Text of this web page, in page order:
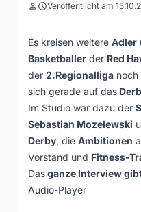
personscheduleVeröffentlicht am
Es kreisen weitere Adler
Basketballer der Red
der 2.Regionalliga
sich gerade auf das
Im Studio war dazu der
Sebastian Mozelewski
Derby, die Ambitionen
Vorstand und Fitness-
Dasganze Interview
Audio-Player